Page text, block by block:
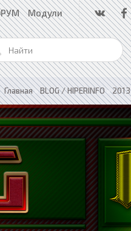
Модули
Главная»BLOG / HIPERINFO»2013